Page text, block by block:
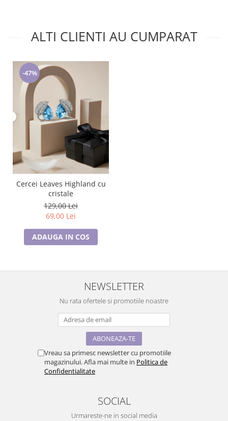
ALTI CLIENTI AU CUMPARAT
-47%
Cercei Leaves Highland cu
cristale
129,00 Lei
69,00 Lei
ADAUGA IN COS
NEWSLETTER
Nu rata ofertele si promotiile noastre
Vreau sa primesc newsletter cu promotiile
magazinului. Afla mai multe in Politica de
Confidentialitate
SOCIAL
Urmareste-ne in social media